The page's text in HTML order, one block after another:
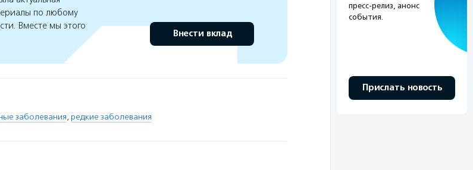
по любому
Вместе мы этого
Внести вклад
заболевания, редкие заболевания
пресс-релиз, анонс
события.
Прислать новость